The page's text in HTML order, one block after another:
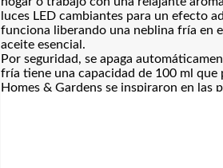
luces LED cambiantes para un efecto
funciona liberando una neblina fría en
aceite esencial.
Por seguridad, se apaga
fría tiene una capacidad de 100 ml
Homes & Gardens se inspiraron en las